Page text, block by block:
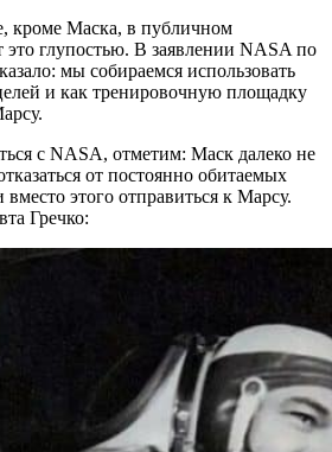
кроме Маска, в публичном
это глупостью. В заявлении NASA по
мы собираемся использовать
и как тренировочную площадку
с NASA, отметим: Маск далеко не
от постоянно обитаемых
этого отправиться к Марсу.
Гречко: